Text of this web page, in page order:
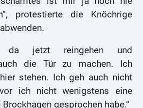
protestierte die Knöchrige
da jetzt reingehen und
die Tür zu machen. Ich
stehen. Ich geh auch nicht
ich nicht wenigstens eine
gesprochen habe.“